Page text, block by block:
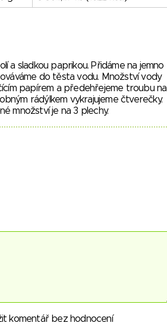
a sladkou paprikou. Přidáme na jemno
do těsta vodu. Množství vody
papírem a předehřejeme troubu na
rádýlkem vykrajujeme čtverečky.
množství je na 3 plechy.
komentář bez hodnocení